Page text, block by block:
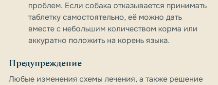
проблем. Если собака отказывается принимать
таблетку самостоятельно, её можно дать
вместе с небольшим количеством корма или
аккуратно положить на корень языка.
Предупреждение
Любые изменения схемы лечения, а также решение